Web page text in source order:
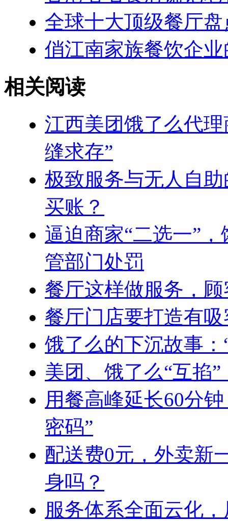
全球十大顶级餐厅盘
俏江南家族餐饮企
相关阅读
江西美团饿了么代
缝求存”
极致服务与无人自
买账？
逼迫商家“二选一”
管部门处罚
餐厅这样做服务，
餐厅门店要打造有
饿了么的下沉故事：
美团、饿了么“互掐
用餐高峰延长60分
密码”
配送费0元，外卖新
身吗？
服务体系全面云化